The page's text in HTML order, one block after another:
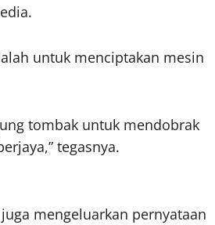
untuk menciptakan mesin
tombak untuk mendobrak
tegasnya.
mengeluarkan pernyataan